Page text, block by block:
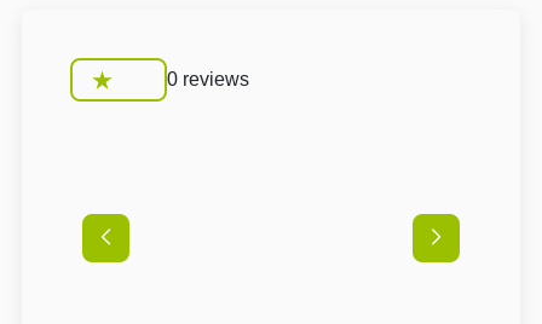
0 reviews